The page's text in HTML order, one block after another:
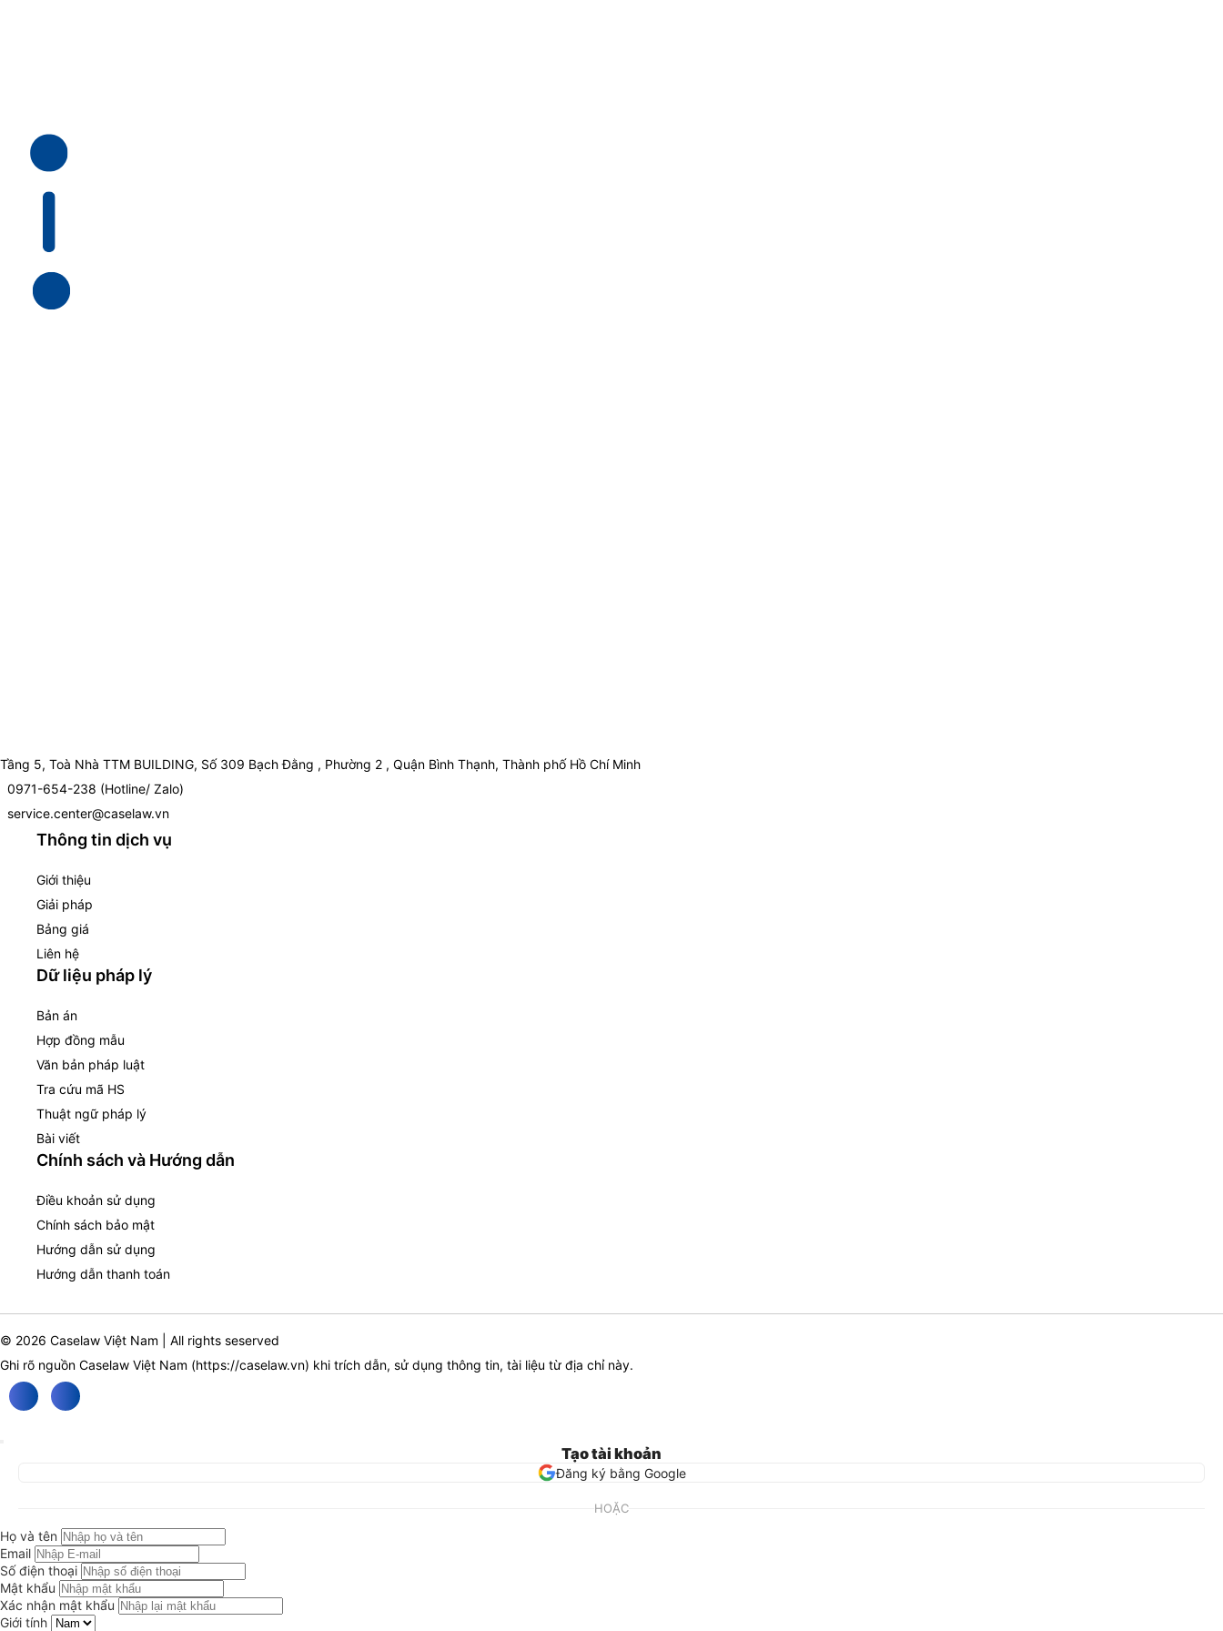
Tầng 5, Toà Nhà TTM BUILDING, Số 309 Bạch Đằng , Phường 2 , Quận Bình Thạnh, Thành phố Hồ Chí Minh
0971-654-238 (Hotline/ Zalo)
service.center@caselaw.vn
Thông tin dịch vụ
Giới thiệu
Giải pháp
Bảng giá
Liên hệ
Dữ liệu pháp lý
Bản án
Hợp đồng mẫu
Văn bản pháp luật
Tra cứu mã HS
Thuật ngữ pháp lý
Bài viết
Chính sách và Hướng dẫn
Điều khoản sử dụng
Chính sách bảo mật
Hướng dẫn sử dụng
Hướng dẫn thanh toán
© 2026 Caselaw Việt Nam | All rights seserved
Ghi rõ nguồn Caselaw Việt Nam (https://caselaw.vn) khi trích dẫn, sử dụng thông tin, tài liệu từ địa chỉ này.
Tạo tài khoản
Đăng ký bằng Google
HOẶC
Họ và tên
Email
Số điện thoại
Mật khẩu
Xác nhận mật khẩu
Giới tính